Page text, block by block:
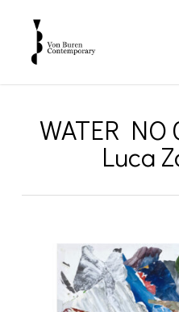
content
WATER NO
Luca